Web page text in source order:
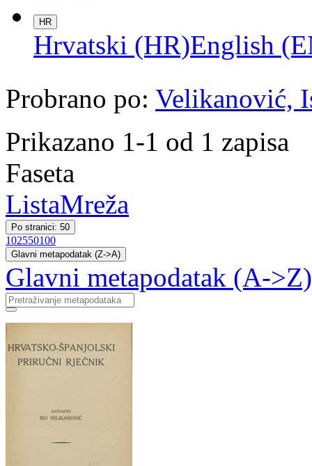
HR
Hrvatski (HR)English
Probrano po: Velikanović,
Prikazano 1-1 od 1 zapisa
Faseta
ListaMreža
Po stranici: 50
102550100
Glavni metapodatak (Z->A)
Glavni metapodatak (A->Z)